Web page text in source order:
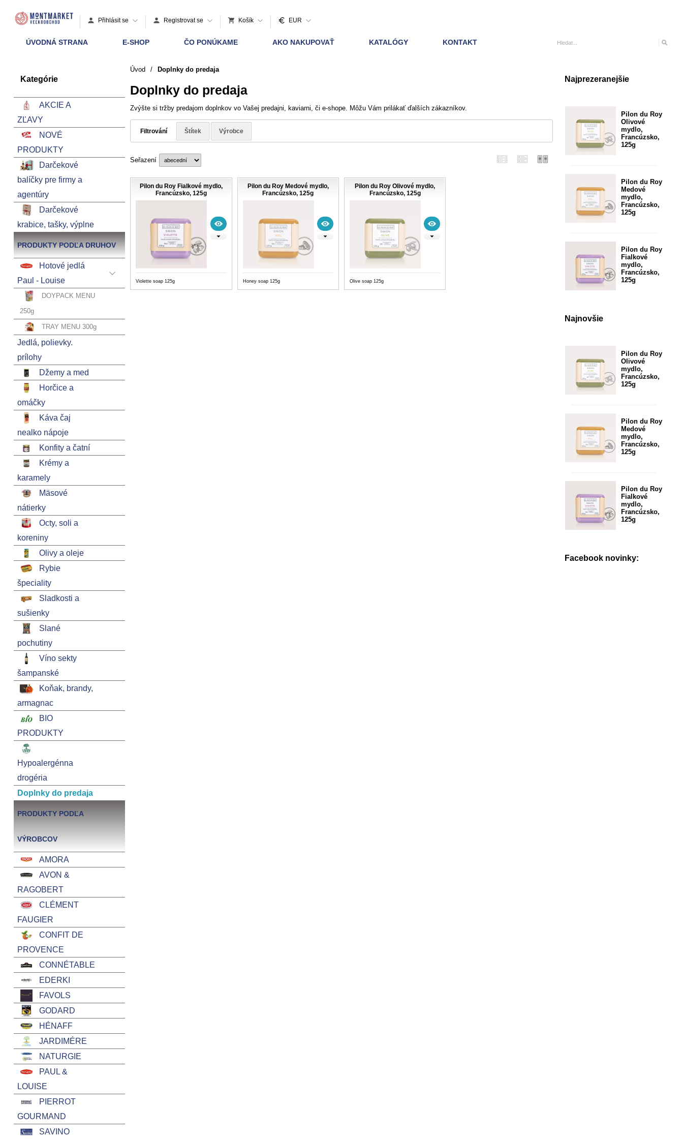
Přihlásit se Registrovat se Košík EUR
ÚVODNÁ STRANA E-SHOP ČO PONÚKAME AKO NAKUPOVAŤ KATALÓGY KONTAKT
Kategórie
AKCIE A
ZĽAVY
NOVÉ
PRODUKTY
Darčekové
balíčky pre firmy a
agentúry
Darčekové
krabice, tašky, výplne
PRODUKTY PODĽA DRUHOV
Hotové jedlá
Paul - Louise
DOYPACK MENU
250g
TRAY MENU 300g
Jedlá, polievky.
prílohy
Džemy a med
Horčice a
omáčky
Káva čaj
nealko nápoje
Konfity a čatní
Krémy a
karamely
Mäsové
nátierky
Octy, soli a
koreniny
Olivy a oleje
Rybie
špeciality
Sladkosti a
sušienky
Slané
pochutiny
Víno sekty
šampanské
Koňak, brandy,
armagnac
BIO
PRODUKTY
Hypoalergénna
drogéria
Doplnky do predaja
PRODUKTY PODĽA
VÝROBCOV
AMORA
AVON &
RAGOBERT
CLÉMENT
FAUGIER
CONFIT DE
PROVENCE
CONNÉTABLE
EDERKI
FAVOLS
GODARD
HÉNAFF
JARDIMÉRE
NATURGIE
PAUL &
LOUISE
PIERROT
GOURMAND
SAVINO
Najprezeranejšie
Pilon du Roy
Olivové
mydlo,
Francúzsko,
125g
Pilon du Roy
Medové
mydlo,
Francúzsko,
125g
Pilon du Roy
Fialkové
mydlo,
Francúzsko,
125g
Najnovšie
Pilon du Roy
Olivové
mydlo,
Francúzsko,
125g
Pilon du Roy
Medové
mydlo,
Francúzsko,
125g
Pilon du Roy
Fialkové
mydlo,
Francúzsko,
125g
Facebook novinky:
Úvod / Doplnky do predaja
Doplnky do predaja
Zvýšte si tržby predajom doplnkov vo Vašej predajni, kaviarni, či e-shope. Môžu Vám prilákať ďalších zákazníkov.
Filtrování Štítek Výrobce
Seřazení
Pilon du Roy Fialkové mydlo,
Francúzsko, 125g
Violette soap 125g
Pilon du Roy Medové mydlo,
Francúzsko, 125g
Honey soap 125g
Pilon du Roy Olivové mydlo,
Francúzsko, 125g
Olive soap 125g